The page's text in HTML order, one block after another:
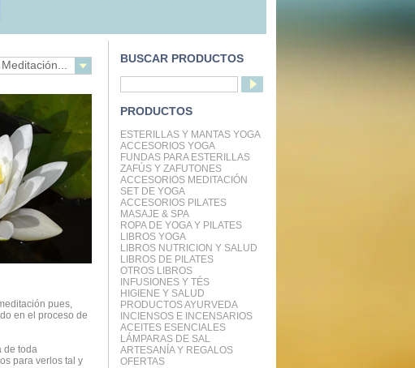
pues,
en el proceso de
de toda
para verlos tal y
BUSCAR PRODUCTOS
PRODUCTOS
ESTERILLAS Y MANTAS YOGA
ACCESORIOS YOGA
FUNDAS PARA ESTERILLAS
ZAFÚS Y ZAFUTONES
ACCESORIOS MEDITACIÓN
SET DE YOGA
ACCESORIOS PILATES
MASAJE & SPA
ROPA DE YOGA Y PILATES
LIBROS YOGA
LIBROS NUTRICION Y SALUD
LIBROS DE PILATES
OTROS LIBROS
INFUSIONES Y TÉS
HIGIENE Y SALUD
PRODUCTOS AYURVEDA
INCIENSOS E INCENSARIOS
ACEITES ESENCIALES
LÁMPARAS DE SAL
ARTESANÍA Y REGALOS
OFERTAS